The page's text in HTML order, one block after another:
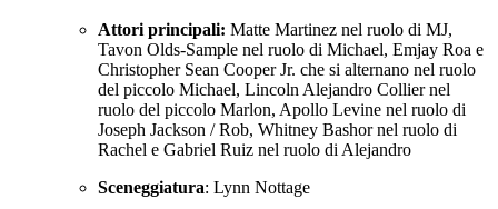
Attori principali: Matte Martinez nel ruolo di MJ,
Tavon Olds-Sample nel ruolo di Michael, Emjay Roa e
Christopher Sean Cooper Jr. che si alternano nel ruolo
del piccolo Michael, Lincoln Alejandro Collier nel
ruolo del piccolo Marlon, Apollo Levine nel ruolo di
Joseph Jackson / Rob, Whitney Bashor nel ruolo di
Rachel e Gabriel Ruiz nel ruolo di Alejandro
Sceneggiatura: Lynn Nottage